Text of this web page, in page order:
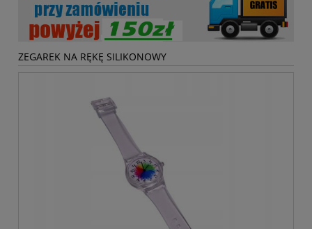
ZEGAREK NA RĘKĘ SILIKONOWY